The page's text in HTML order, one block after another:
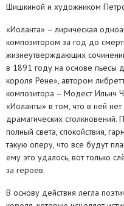
Шишкиной и художником
«Иоланта» – лирическая
композитором за год до
жизнеутверждающих
в 1891 году на основе пьесы
короля Рене», автором
композитора – Модест Ильич
«Иоланты» в том, что в ней
драматических
полный света, спокойствия,
такую оперу, что все будут
ему это удалось, вот только
за героев.
В основу действия легла